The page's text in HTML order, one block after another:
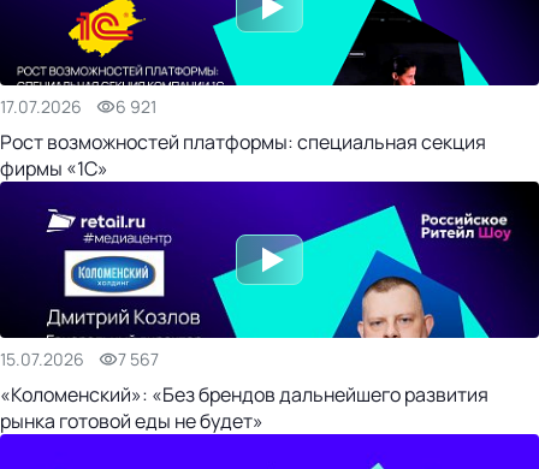
17.07.2026 6 921
Рост возможностей платформы: специальная секция
фирмы «1С»
15.07.2026 7 567
«Коломенский»: «Без брендов дальнейшего развития
рынка готовой еды не будет»